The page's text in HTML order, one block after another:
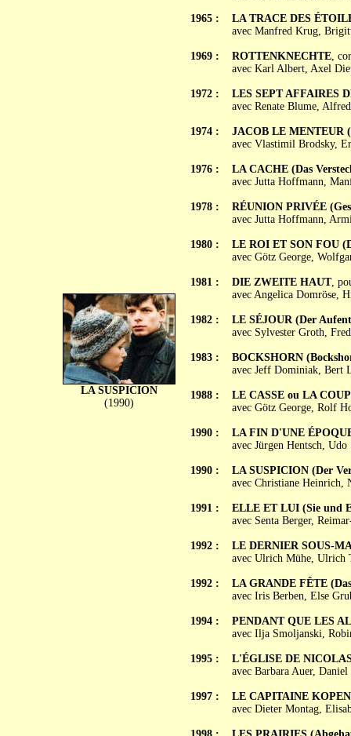
LA SUSPICION
(1990)
1965 :
1969 :
1972 :
1974 :
1976 :
1978 :
1980 :
1981 :
1982 :
1983 :
1988 :
1990 :
1990 :
1991 :
1992 :
1992 :
1994 :
1995 :
1997 :
LA TRACE DES
avec Manfred Krug,
ROTTENKNECHTE,
avec Karl Albert, Axel
LES SEPT AFFAIRES
avec Renate Blume,
JACOB LE MENTEUR
avec Vlastimil Brodsky,
LA CACHE (Das
avec Jutta Hoffmann,
RÉUNION PRIVÉE
avec Jutta Hoffmann,
LE ROI ET SON FOU
avec Götz George,
DIE ZWEITE HAUT,
avec Angelica Domröse,
LE SÉJOUR (Der
avec Sylvester Groth,
BOCKSHORN
avec Jeff Dominiak, Bert
LE CASSE ou LA
avec Götz George, Rolf
LA FIN D'UNE
avec Jürgen Hentsch,
LA SUSPICION (Der
avec Christiane Heinrich,
ELLE ET LUI (Sie und
avec Senta Berger,
LE DERNIER SOUS-
avec Ulrich Mühe, Ulrich
LA GRANDE FÊTE
avec Iris Berben, Else
PENDANT QUE LES
avec Ilja Smoljanski,
L'ÉGLISE DE
avec Barbara Auer,
LE CAPITAINE
avec Dieter Montag,